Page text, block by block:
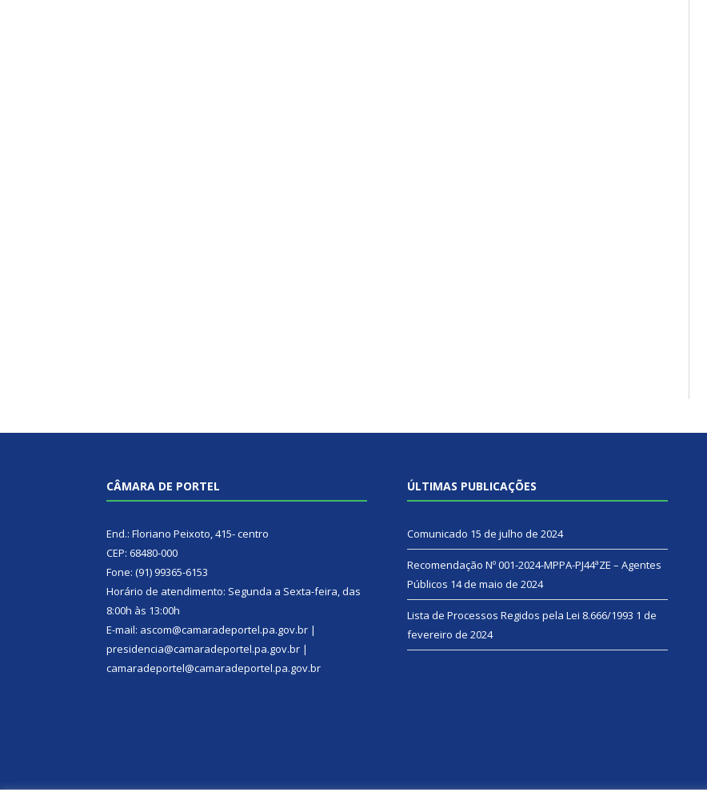
CÂMARA DE PORTEL
End.: Floriano Peixoto, 415- centro
CEP: 68480-000
Fone: (91) 99365-6153
Horário de atendimento: Segunda a Sexta-feira, das
8:00h às 13:00h
E-mail: ascom@camaradeportel.pa.gov.br |
presidencia@camaradeportel.pa.gov.br |
camaradeportel@camaradeportel.pa.gov.br
ÚLTIMAS PUBLICAÇÕES
Comunicado 15 de julho de 2024
Recomendação Nº 001-2024-MPPA-PJ44ªZE – Agentes
Públicos 14 de maio de 2024
Lista de Processos Regidos pela Lei 8.666/1993 1 de
fevereiro de 2024